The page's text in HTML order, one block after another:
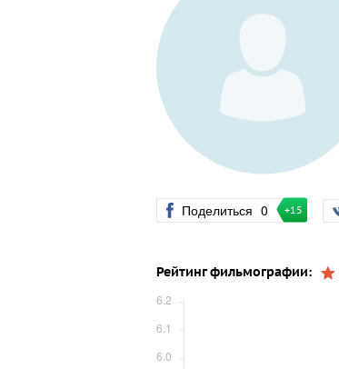
Поделиться 0 +15
Рейтинг фильмографии: